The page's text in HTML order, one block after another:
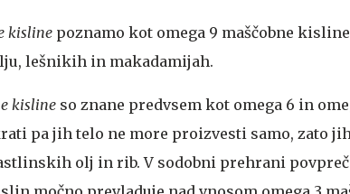
kisline poznamo kot omega 9 maščobne
lešnikih in makadamijah.
kisline so znane predvsem kot omega 6 in
pa jih telo ne more proizvesti samo, zato
olj in rib. V sodobni prehrani